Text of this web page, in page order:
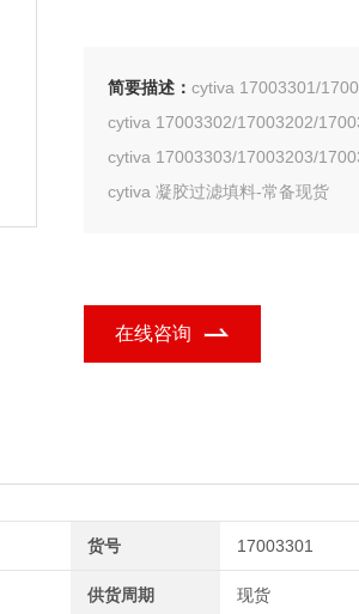
简要描述： cytiva 17003301/
cytiva 17003302/17003202/
cytiva 17003303/17003203/
cytiva 凝胶过滤填料-常备现货
在线咨询
货号 17003301
供货周期 现货